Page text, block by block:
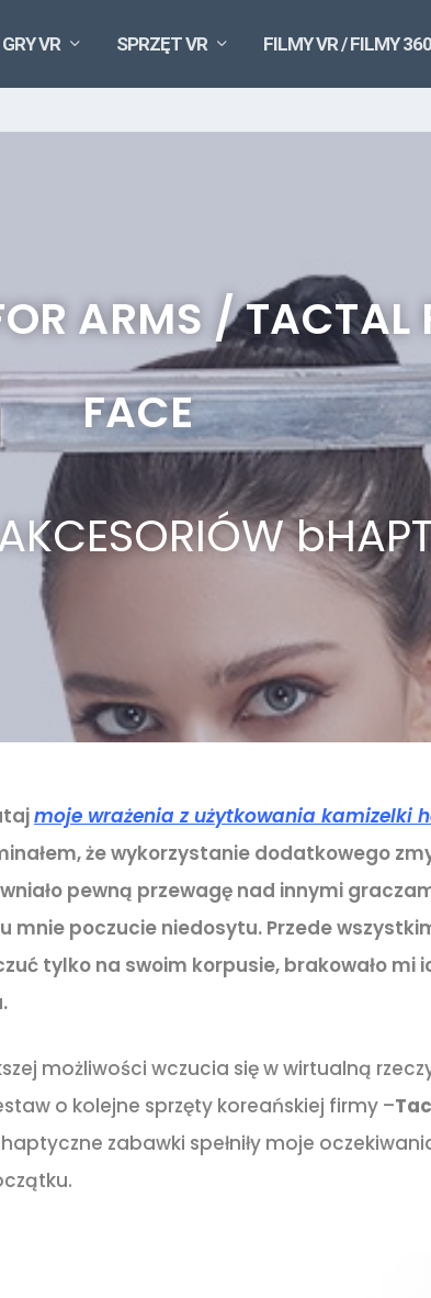
GRY VR SPRZĘT VR FILMY VR / FILMY
ARMS / TACTAL
FACE
moje wrażenia z użytkowania kamizelki
że wykorzystanie dodatkowego
pewną przewagę nad innymi
mnie poczucie niedosytu. Przede
tylko na swoim korpusie, brakowało mi
możliwości wczucia się w wirtualną
o kolejne sprzęty koreańskiej firmy –
zabawki spełniły moje